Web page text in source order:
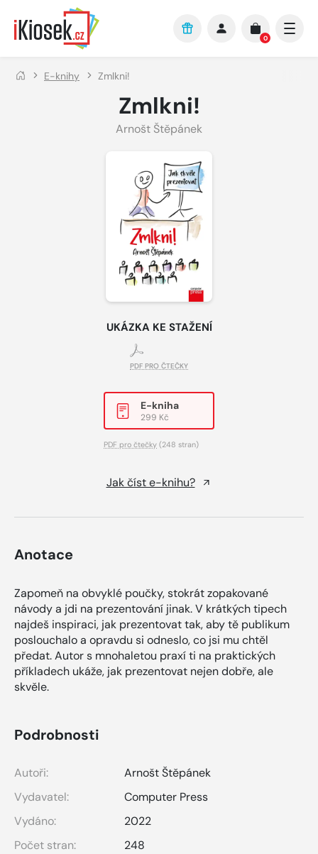
Přejít na hlavní obsah
0
E-knihy Zmlkni!
Zmlkni!
Arnošt Štěpánek
UKÁZKA KE STAŽENÍ
PDF PRO ČTEČKY
E-kniha
299 Kč
PDF pro čtečky (248 stran)
Jak číst e-knihu?
Anotace
Zapomeň na obvyklé poučky, stokrát zopakované
návody a jdi na prezentování jinak. V krátkých tipech
najdeš inspiraci, jak prezentovat tak, aby tě publikum
poslouchalo a opravdu si odneslo, co jsi mu chtěl
předat. Autor s mnohaletou praxí ti na praktických
příkladech ukáže, jak prezentovat nejen dobře, ale
skvěle.
Podrobnosti
Autoři:
Arnošt Štěpánek
Vydavatel:
Computer Press
Vydáno:
2022
Počet stran:
248